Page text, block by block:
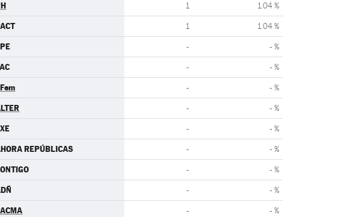
1 1.04 %
1 1.04 %
- - %
- - %
- - %
- - %
- - %
REPÚBLICAS - - %
- - %
- - %
- - %